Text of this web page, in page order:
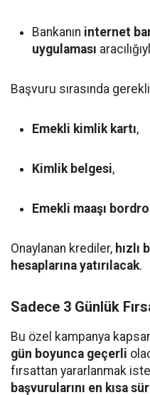
Bankanın internet
uygulaması
Başvuru sırasında
Emekli kimlik kartı,
Kimlik belgesi,
Emekli maaşı
Onaylanan krediler, hızlı
hesaplarına yatırılacak.
Sadece 3 Günlük
Bu özel kampanya
gün boyunca geçerli
fırsattan yararlanmak
başvurularını en kısa